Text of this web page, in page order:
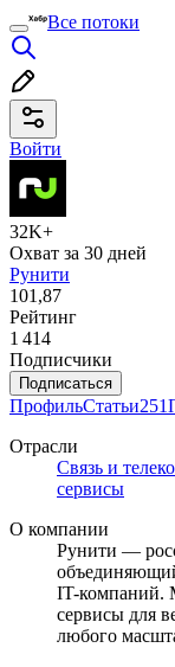
Все потоки
Войти
32K+
Охват за 30 дней
Рунити
101,87
Рейтинг
1 414
Подписчики
Подписаться
ПрофильСтатьи251
Отрасли
Связь и
сервисы
О компании
Рунити —
IT-компаний.
сервисы для
любого